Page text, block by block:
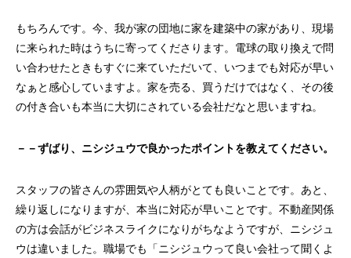
もちろんです。今、我が家の団地に家を建築中の家があり、現場
に来られた時はうちに寄ってくださります。電球の取り換えで問
い合わせたときもすぐに来ていただいて、いつまでも対応が早い
なぁと感心していますよ。家を売る、買うだけではなく、その後
の付き合いも本当に大切にされている会社だなと思いますね。
－－ずばり、ニシジュウで良かったポイントを教えてください。
スタッフの皆さんの雰囲気や人柄がとても良いことです。あと、
繰り返しになりますが、本当に対応が早いことです。不動産関係
の方は会話がビジネスライクになりがちなようですが、ニシジュ
ウは違いました。職場でも「ニシジュウって良い会社って聞くよ